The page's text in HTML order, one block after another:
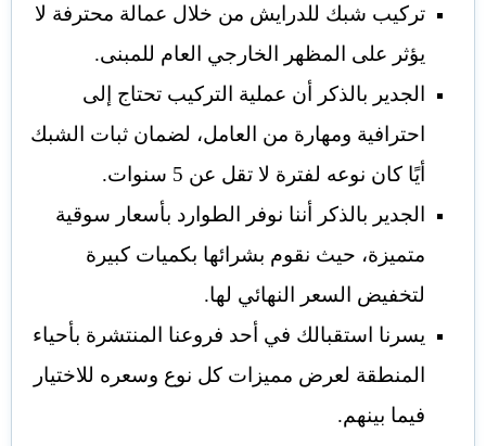
تركيب شبك للدرايش من خلال عمالة محترفة لا
يؤثر على المظهر الخارجي العام للمبنى.
الجدير بالذكر أن عملية التركيب تحتاج إلى
احترافية ومهارة من العامل، لضمان ثبات الشبك
أيًا كان نوعه لفترة لا تقل عن 5 سنوات.
الجدير بالذكر أننا نوفر الطوارد بأسعار سوقية
متميزة، حيث نقوم بشرائها بكميات كبيرة
لتخفيض السعر النهائي لها.
يسرنا استقبالك في أحد فروعنا المنتشرة بأحياء
المنطقة لعرض مميزات كل نوع وسعره للاختيار
فيما بينهم.